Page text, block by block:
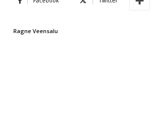
Ragne Veensalu